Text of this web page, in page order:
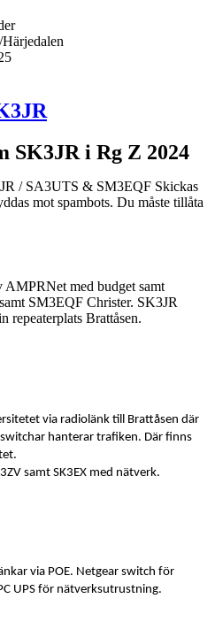
SK3JR i Rg Z 2024
/ SA3UTS & SM3EQF Skickas
mot spambots. Du måste tillåta
med budget samt
SM3EQF Christer. SK3JR
repeaterplats Brattåsen.
via radiolänk till Brattåsen där
hanterar trafiken. Där finns
samt SK3EX med nätverk.
via POE. Netgear switch för
UPS för nätverksutrustning.